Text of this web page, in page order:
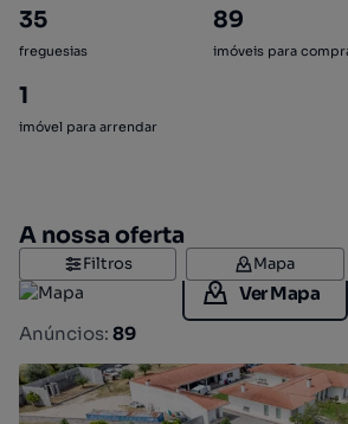
35
freguesias
89
imóveis para
1
imóvel para arrendar
A nossa oferta
Filtros Mapa
Ver Mapa
Anúncios: 89